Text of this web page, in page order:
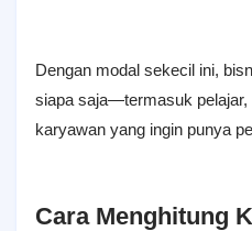
Dengan modal sekecil ini,
siapa saja—termasuk pelajar,
karyawan yang ingin punya
Cara Menghitung